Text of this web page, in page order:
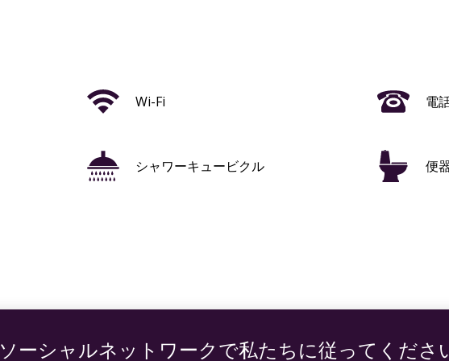
Wi-Fi 電
シャワーキュービクル 便
ソーシャルネットワークで私たちに従ってくださ